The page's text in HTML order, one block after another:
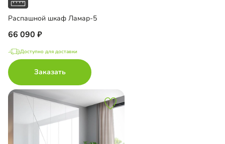
Распашной шкаф Ламар-5
66 090
Доступно для доставки
Заказать